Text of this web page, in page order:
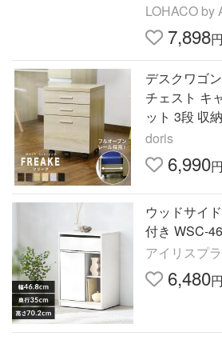
LOHACO by
7,898円
デスクワゴ
チェスト キ
ット 3段 収
リーク 北欧
doris
6,990円
ウッドサイ
付き WSC-
アイリスプ
6,480円